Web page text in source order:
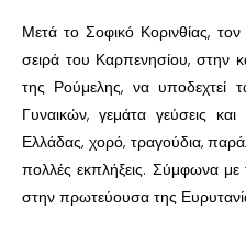
Μετά το Σοφικό Κορινθίας,
σειρά του Καρπενησίου, στην
της Ρούμελης, να υποδεχτεί
Γυναικών, γεμάτα γεύσεις
Ελλάδας, χορό, τραγούδια,
πολλές εκπλήξεις. Σύμφωνα με
στην πρωτεύουσα της